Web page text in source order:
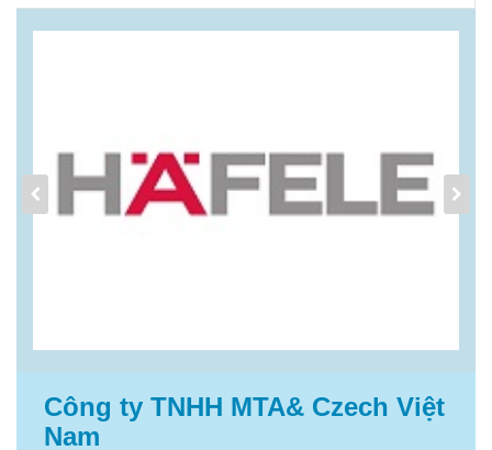
Công ty TNHH MTA& Czech Việt
Nam